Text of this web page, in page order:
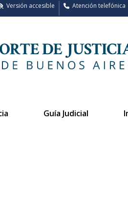
Atención telefónica
Versión accesible
Guía Judicial